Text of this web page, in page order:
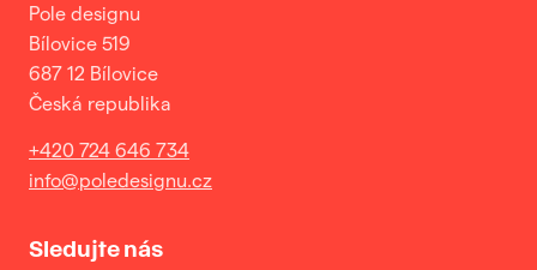
Pole designu
Bílovice 519
687 12 Bílovice
Česká republika
+420 724 646 734
info@poledesignu.cz
Sledujte nás